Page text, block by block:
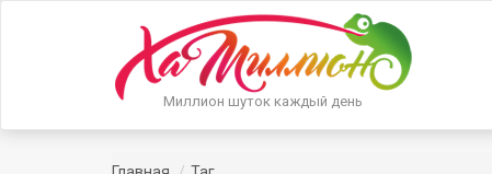
Миллион шуток каждый день